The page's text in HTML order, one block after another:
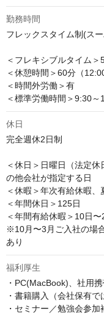
勤務時間
フレックスタイム制(ス
＜フレキシブルタイム
＜休憩時間＞60分（
＜時間外労働＞有
＜標準労働時間＞9:30～
休日
完全週休2日制
＜休日＞日曜日（法定
の他会社が指定する日
＜休暇＞年次有給休暇
＜年間休日＞125日
＜年間有給休暇＞10日〜
※10月〜3月ご入社の場
あり
福利厚生
・PC(MacBook)、社用
・書籍購入（会社保有
・セミナー／勉強会参加